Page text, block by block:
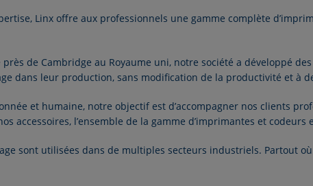
Linx offre aux professionnels une gamme complète
près de Cambridge au Royaume uni, notre société a développé
dans leur production, sans modification de la productivité et à
et humaine, notre objectif est d’accompagner nos clients
accessoires, l’ensemble de la gamme d’imprimantes et
sont utilisées dans de multiples secteurs industriels. Partout